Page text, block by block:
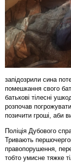
запідозрили сина
помешкання свого
батькові тілесні
розпочав
позичити гроші, аби
Поліція Дубового
Тривають
правопорушення,
тобто умисне тяжке